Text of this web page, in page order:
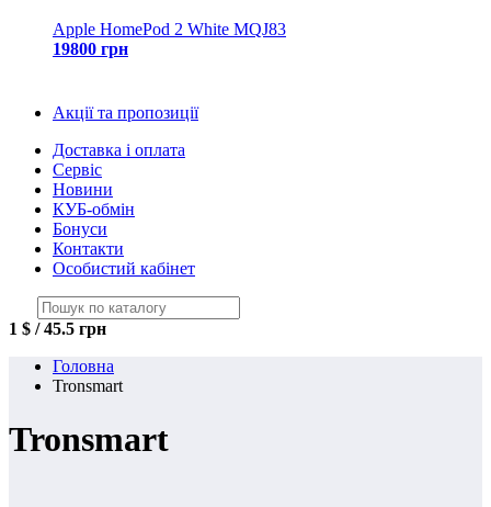
Apple HomePod 2 White MQJ83
19800 грн
Акції та пропозиції
Доставка і оплата
Сервіс
Новини
КУБ-обмін
Бонуси
Контакти
Особистий кабінет
1 $ / 45.5 грн
Головна
Tronsmart
Tronsmart